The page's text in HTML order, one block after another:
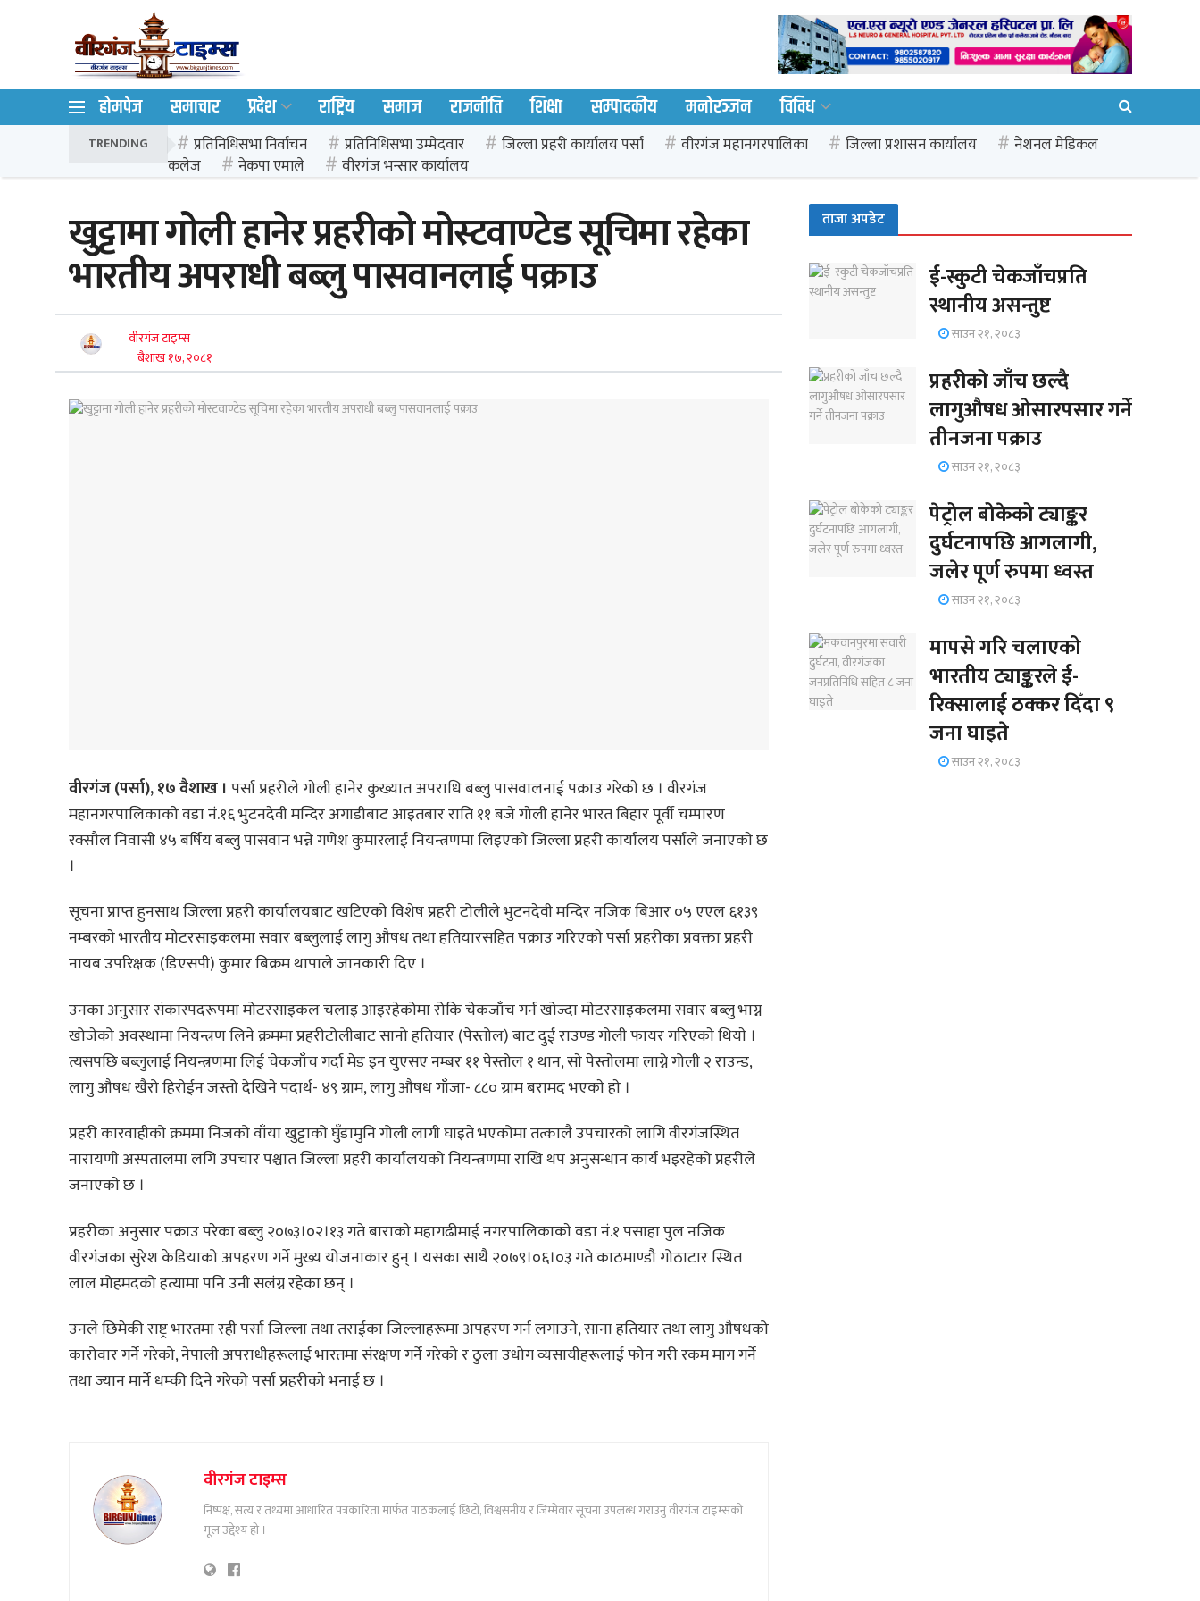
होमपेज समाचार प्रदेश राष्ट्रिय समाज राजनीति शिक्षा सम्पादकीय मनोरञ्जन विविध
TRENDING प्रतिनिधिसभा निर्वाचन प्रतिनिधिसभा उम्मेदवार जिल्ला प्रहरी कार्यालय पर्सा वीरगंज महानगरपालिका जिल्ला प्रशासन कार्यालय
नेशनल मेडिकल
कलेज
नेकपा एमाले वीरगंज भन्सार कार्यालय
खुट्टामा गोली हानेर प्रहरीको मोस्टवाण्टेड सूचिमा रहेका
भारतीय अपराधी बब्लु पासवानलाई पक्राउ
वीरगंज टाइम्स
बैशाख १७, २०८१
वीरगंज (पर्सा), १७ वैशाख । पर्सा प्रहरीले गाेली हानेर कुख्यात अपराधि बब्लु पासवालनाई पक्राउ गरेकाे छ । वीरगंज
महानगरपालिकाकाे वडा नं.१६ भुटनदेवी मन्दिर अगाडीबाट आइतबार राति ११ बजे गाेली हानेर भारत बिहार पूर्वी चम्पारण
रक्सौल निवासी ४५ बर्षिय बब्लु पासवान भन्ने गणेश कुमारलाई नियन्त्रणमा लिइएकाे जिल्ला प्रहरी कार्यालय पर्साले जनाएकाे छ
।
सूचना प्राप्त हुनसाथ जिल्ला प्रहरी कार्यालयबाट खटिएको विशेष प्रहरी टोलीले भुटनदेवी मन्दिर नजिक बिआर ०५ एएल ६१३९
नम्बरकाे भारतीय मोटरसाइकलमा सवार बब्लुलाई लागु औषध तथा हतियारसहित पक्राउ गरिएकाे पर्सा प्रहरीका प्रवक्ता प्रहरी
नायब उपरिक्षक (डिएसपी) कुमार बिक्रम थापाले जानकारी दिए ।
उनका अनुसार संकास्पदरूपमा मोटरसाइकल चलाइ आइरहेकोमा रोकि चेकजाँच गर्न खोज्दा माेटरसाइकलमा सवार बब्लु भाग्न
खोजेको अवस्थामा नियन्त्रण लिने क्रममा प्रहरीटोलीबाट सानो हतियार (पेस्तोल) बाट दुई राउण्ड गोली फायर गरिएकाे थियाे ।
त्यसपछि बब्लुलाई नियन्त्रणमा लिई चेकजाँच गर्दा मेड इन युएसए नम्बर ११ पेस्तोल १ थान, साे पेस्ताेलमा लाग्ने गोली २ राउन्ड,
लागु औषध खैरो हिरोईन जस्तो देखिने पदार्थ- ४९ ग्राम, लागु औषध गाँजा- ८८० ग्राम बरामद भएकाे हाे ।
प्रहरी कारवाहीको क्रममा निजको वाँया खुट्टाको घुँडामुनि गोली लागी घाइते भएकोमा तत्कालै उपचारको लागि वीरगंजस्थित
नारायणी अस्पतालमा लगि उपचार पश्चात जिल्ला प्रहरी कार्यालयको नियन्त्रणमा राखि थप अनुसन्धान कार्य भइरहेको प्रहरीले
जनाएकाे छ ।
प्रहरीका अनुसार पक्राउ परेका बब्लु २०७३।०२।१३ गते बाराकाे महागढीमाई नगरपालिकाकाे वडा नं.१ पसाहा पुल नजिक
वीरगंजका सुरेश केडियाको अपहरण गर्ने मुख्य योजनाकार हुन् । यसका साथै २०७९।०६।०३ गते काठमाण्डौ गोठाटार स्थित
लाल मोहमदको हत्यामा पनि उनी सलंग्न रहेका छन् ।
उनले छिमेकी राष्ट्र भारतमा रही पर्सा जिल्ला तथा तराईका जिल्लाहरूमा अपहरण गर्न लगाउने, साना हतियार तथा लागु औषधको
कारोवार गर्ने गरेको, नेपाली अपराधीहरूलाई भारतमा संरक्षण गर्ने गरेको र ठुला उधोग व्यसायीहरूलाई फोन गरी रकम माग गर्ने
तथा ज्यान मार्ने धम्की दिने गरेको पर्सा प्रहरीकाे भनाई छ ।
वीरगंज टाइम्स
निष्पक्ष, सत्य र तथ्यमा आधारित पत्रकारिता मार्फत पाठकलाई छिटो, विश्वसनीय र जिम्मेवार सूचना उपलब्ध गराउनु वीरगंज टाइम्सको
मूल उद्देश्य हो ।
ताजा अपडेट
ई-स्कुटी चेकजाँचप्रति
स्थानीय असन्तुष्ट
साउन २१, २०८३
प्रहरीको जाँच छल्दै
लागुऔषध ओसारपसार गर्ने
तीनजना पक्राउ
साउन २१, २०८३
पेट्रोल बोकेको ट्याङ्कर
दुर्घटनापछि आगलागी,
जलेर पूर्ण रुपमा ध्वस्त
साउन २१, २०८३
मापसे गरि चलाएको
भारतीय ट्याङ्करले ई-
रिक्सालाई ठक्कर दिँदा ९
जना घाइते
साउन २१, २०८३